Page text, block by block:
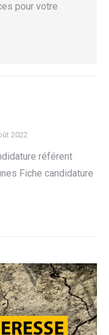
pour votre
2022
référent
Fiche candidature